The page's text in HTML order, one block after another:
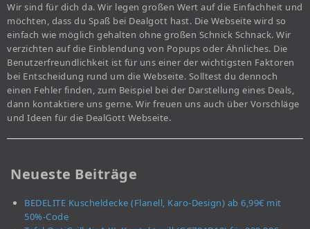
Wir sind für dich da. Wir legen großen Wert auf die Einfachheit und
möchten, dass du Spaß bei Dealgott hast. Die Webseite wird so
einfach wie möglich gehalten ohne großen Schnick Schnack. Wir
verzichten auf die Einblendung von Popups oder Ähnliches. Die
Benutzerfreundlichkeit ist für uns einer der wichtigsten Faktoren
bei Entscheidung rund um die Webseite. Solltest du dennoch
einen Fehler finden, zum Beispiel bei der Darstellung eines Deals,
dann kontaktiere uns gerne. Wir freuen uns auch über Vorschläge
und Ideen für die DealGott Webseite.
Neueste Beiträge
BEDELITE Kuscheldecke (Flanell, Karo-Design) ab 6,99€ mit
50%-Code